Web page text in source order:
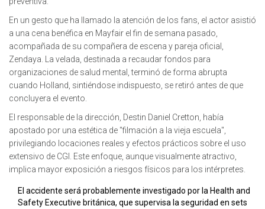
En un gesto que ha llamado la atención de los fans, el actor asistió
a una cena benéfica en Mayfair el fin de semana pasado,
acompañada de su compañera de escena y pareja oficial,
Zendaya. La velada, destinada a recaudar fondos para
organizaciones de salud mental, terminó de forma abrupta
cuando Holland, sintiéndose indispuesto, se retiró antes de que
concluyera el evento.
El responsable de la dirección, Destin Daniel Cretton, había
apostado por una estética de "filmación a la vieja escuela",
privilegiando locaciones reales y efectos prácticos sobre el uso
extensivo de CGI. Este enfoque, aunque visualmente atractivo,
implica mayor exposición a riesgos físicos para los intérpretes.
El accidente será probablemente investigado por la Health and
Safety Executive británica, que supervisa la seguridad en sets